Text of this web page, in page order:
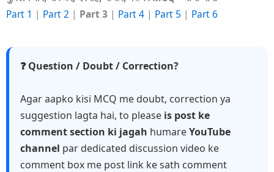
Part 1 | Part 2 | Part 3 | Part 4 | Part 5 | Part 6
❓ Question / Doubt / Correction?
Agar aapko kisi MCQ me doubt, correction ya
suggestion lagta hai, to please is post ke
comment section ki jagah humareYouTube
channel par dedicated discussion video ke
comment box me post link ke sath comment